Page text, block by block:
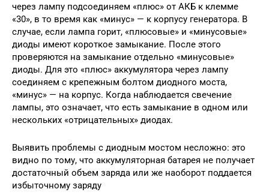
через лампу подсоединяем «плюс» от АКБ к клемме
«30», в то время как «минус» — к корпусу генератора. В
случае, если лампа горит, «плюсовые» и «минусовые»
диоды имеют короткое замыкание. После этого
проверяются на замыкание отдельно «минусовые»
диоды. Для это «плюс» аккумулятора через лампу
соединяем с крепежным болтом диодного моста,
«минус» — на корпус. Когда наблюдается свечение
лампы, это означает, что есть замыкание в одном или
нескольких «отрицательных» диодах.
Выявить проблемы с диодным мостом несложно: это
видно по тому, что аккумуляторная батарея не получает
достаточный объем заряда или же наоборот поддается
избыточному заряду